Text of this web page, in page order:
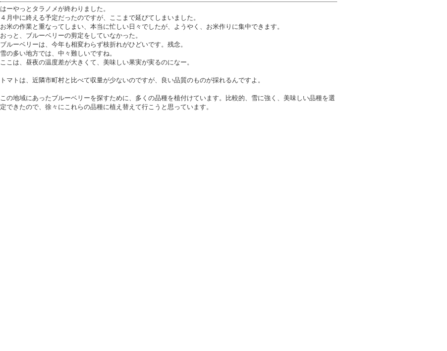
はーやっとタラノメが終わりました。
４月中に終える予定だったのですが、ここまで延びてしまいました。
お米の作業と重なってしまい、本当に忙しい日々でしたが、ようやく、お米作りに集中できます。
おっと、ブルーベリーの剪定をしていなかった。
ブルーベリーは、今年も相変わらず枝折れがひどいです。残念。
雪の多い地方では、中々難しいですね。
ここは、昼夜の温度差が大きくて、美味しい果実が実るのになー。
トマトは、近隣市町村と比べて収量が少ないのですが、良い品質のものが採れるんですよ。
この地域にあったブルーベリーを探すために、多くの品種を植付けています。比較的、雪に強く、美味しい品種を選
定できたので、徐々にこれらの品種に植え替えて行こうと思っています。